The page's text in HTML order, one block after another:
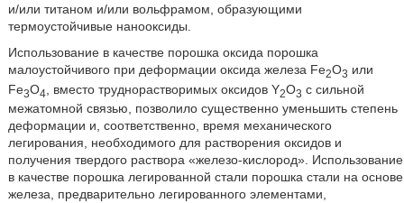
и/или титаном и/или вольфрамом, образующими
термоустойчивые нанооксиды.
Использование в качестве порошка оксида порошка
малоустойчивого при деформации оксида железа Fe2O3 или
Fe3O4 , вместо труднорастворимых оксидов Y2O3 с сильной
межатомной связью, позволило существенно уменьшить степень
деформации и, соответственно, время механического
легирования, необходимого для растворения оксидов и
получения твердого раствора «железо-кислород». Использование
в качестве порошка легированной стали порошка стали на основе
железа, предварительно легированного элементами,